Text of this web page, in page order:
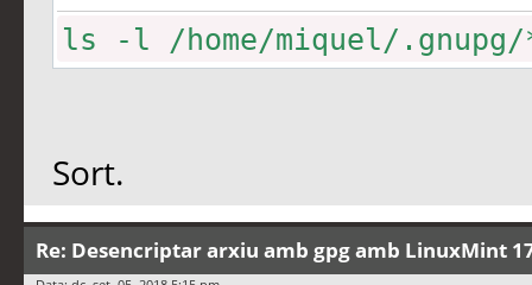
ls -l /home/miquel/
Sort.
Re: Desencriptar arxiu amb gpg amb LinuxMint